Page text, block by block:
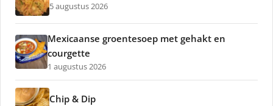
5 augustus 2026
Mexicaanse groentesoep met gehakt en
courgette
1 augustus 2026
Chip & Dip